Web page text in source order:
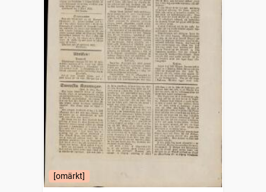
[omärkt]